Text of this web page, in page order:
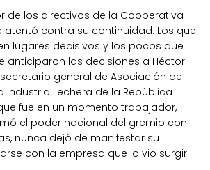
de los directivos de la Cooperativa
atentó contra su continuidad. Los que
lugares decisivos y los pocos que
anticiparon las decisiones a Héctor
general de Asociación de
Industria Lechera de la República
fue en un momento trabajador,
el poder nacional del gremio con
nunca dejó de manifestar su
con la empresa que lo vio surgir.